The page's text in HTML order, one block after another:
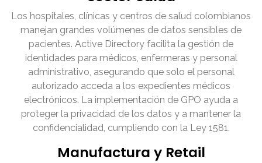
Los hospitales, clínicas y centros de salud colombianos
manejan grandes volúmenes de datos sensibles de
pacientes. Active Directory facilita la gestión de
identidades para médicos, enfermeras y personal
administrativo, asegurando que solo el personal
autorizado acceda a los expedientes médicos
electrónicos. La implementación de GPO ayuda a
proteger la privacidad de los datos y a mantener la
confidencialidad, cumpliendo con la Ley 1581.
Manufactura y Retail